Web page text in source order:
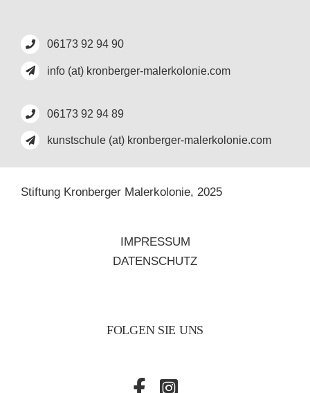
06173 92 94 90
info (at) kronberger-malerkolonie.com
06173 92 94 89
kunstschule (at) kronberger-malerkolonie.com
Stiftung Kronberger Malerkolonie, 2025
IMPRESSUM
DATENSCHUTZ
FOLGEN SIE UNS